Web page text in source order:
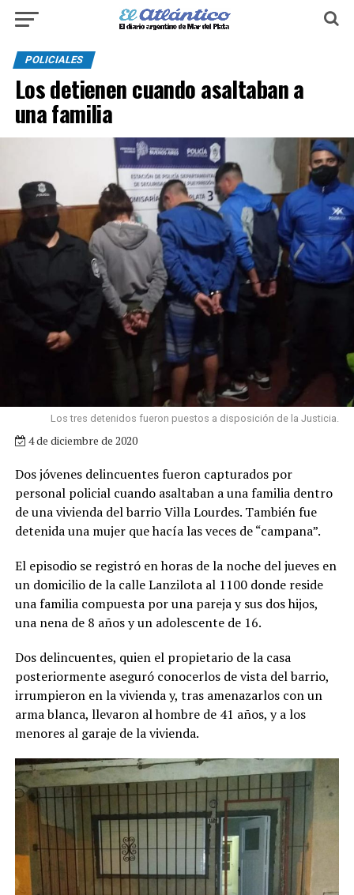
POLICIALES
Los detienen cuando asaltaban a
una familia
Los tres detenidos fueron puestos a disposición de la Justicia.
4 de diciembre de 2020
Dos jóvenes delincuentes fueron capturados por
personal policial cuando asaltaban a una familia dentro
de una vivienda del barrio Villa Lourdes. También fue
detenida una mujer que hacía las veces de “campana”.
El episodio se registró en horas de la noche del jueves en
un domicilio de la calle Lanzilota al 1100 donde reside
una familia compuesta por una pareja y sus dos hijos,
una nena de 8 años y un adolescente de 16.
Dos delincuentes, quien el propietario de la casa
posteriormente aseguró conocerlos de vista del barrio,
irrumpieron en la vivienda y, tras amenazarlos con un
arma blanca, llevaron al hombre de 41 años, y a los
menores al garaje de la vivienda.